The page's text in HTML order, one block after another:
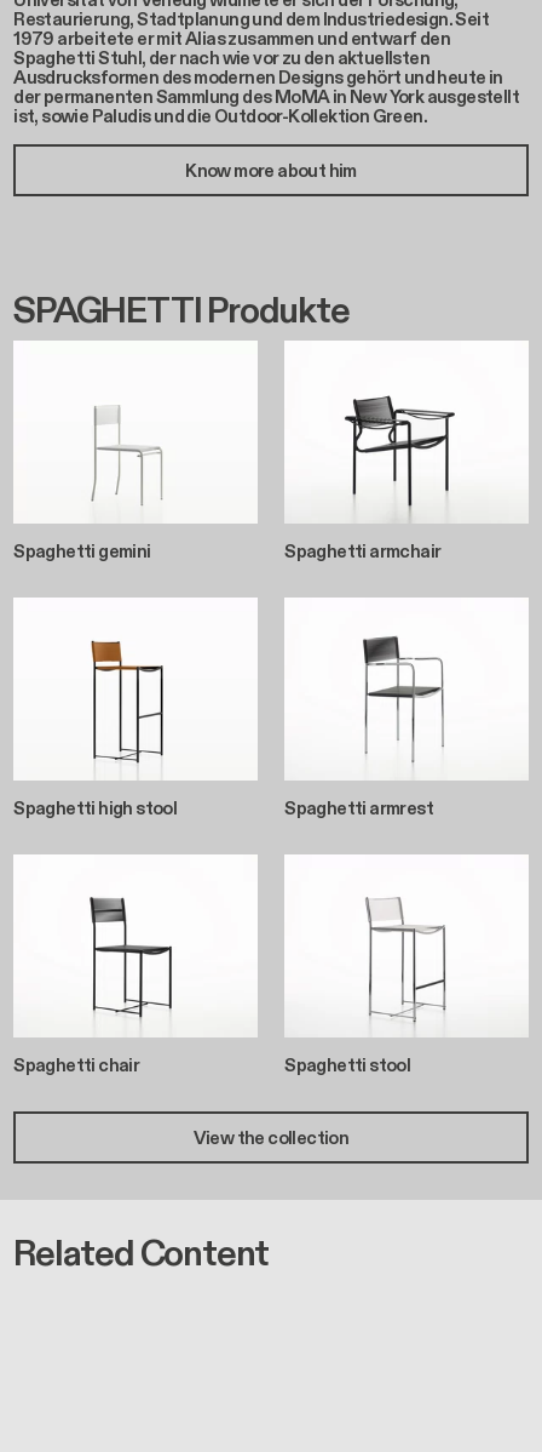
Restaurierung, Stadtplanung und dem Industriedesign. Seit
1979 arbeitete er mit Alias zusammen und entwarf den
Spaghetti Stuhl, der nach wie vor zu den aktuellsten
Ausdrucksformen des modernen Designs gehört und heute in
der permanenten Sammlung des MoMA in New York ausgestellt
ist, sowie Paludis und die Outdoor-Kollektion Green.
Know more about him
SPAGHETTI Produkte
Spaghetti gemini Spaghetti armchair
Spaghetti high stool Spaghetti armrest
Spaghetti chair Spaghetti stool
View the collection
Related Content